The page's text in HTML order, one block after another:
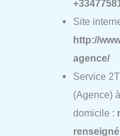
Site
http://
agence/
Service
(Agence) à
domicile :
renseigné